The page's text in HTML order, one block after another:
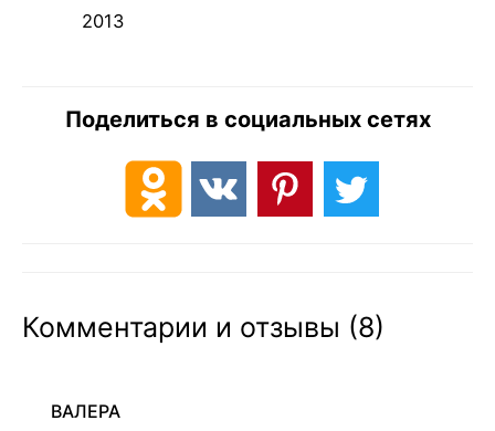
2013
Поделиться в социальных сетях
Комментарии и отзывы (8)
ВАЛЕРА